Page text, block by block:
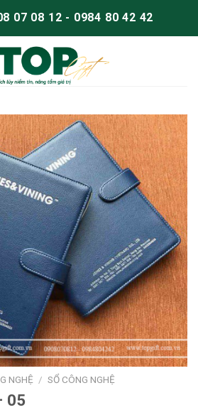
07 08 12 - 0984 80 42 42
NGHỆ / SỔ CÔNG NGHỆ
05